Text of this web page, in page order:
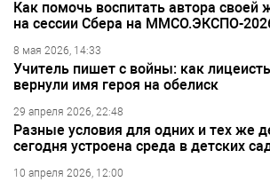
Как помочь воспитать автора своей
на сессии Сбера на ММСО.ЭКСПО-
8 мая 2026, 14:33
Учитель пишет с войны: как
вернули имя героя на обелиск
29 апреля 2026, 22:48
Разные условия для одних и тех же
сегодня устроена среда в детских
10 апреля 2026, 12:00